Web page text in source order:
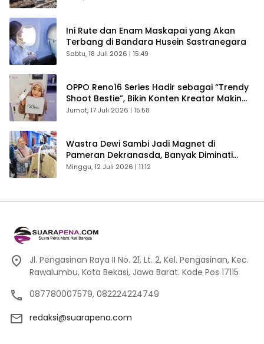
Ini Rute dan Enam Maskapai yang Akan
Terbang di Bandara Husein Sastranegara
Sabtu, 18 Juli 2026 | 15:49
OPPO Reno16 Series Hadir sebagai “Trendy
Shoot Bestie”, Bikin Konten Kreator Makin
Betah
Jumat, 17 Juli 2026 | 15:58
Wastra Dewi Sambi Jadi Magnet di
Pameran Dekranasda, Banyak Diminati
Pengunjung
Minggu, 12 Juli 2026 | 11:12
Jl. Pengasinan Raya II No. 21, Lt. 2, Kel. Pengasinan, Kec.
Rawalumbu, Kota Bekasi, Jawa Barat. Kode Pos 17115
087780007579, 082224224749
redaksi@suarapena.com